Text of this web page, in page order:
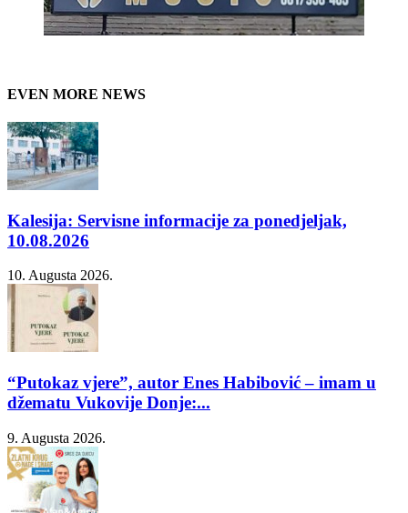
EVEN MORE NEWS
Kalesija: Servisne informacije za ponedjeljak,
10.08.2026
10. Augusta 2026.
“Putokaz vjere”, autor Enes Habibović – imam u
džematu Vukovije Donje:...
9. Augusta 2026.